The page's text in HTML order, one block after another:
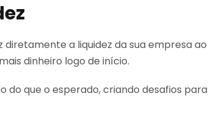
a liquidez da sua empresa ao
dinheiro logo de início.
do que o esperado, criando desafios para